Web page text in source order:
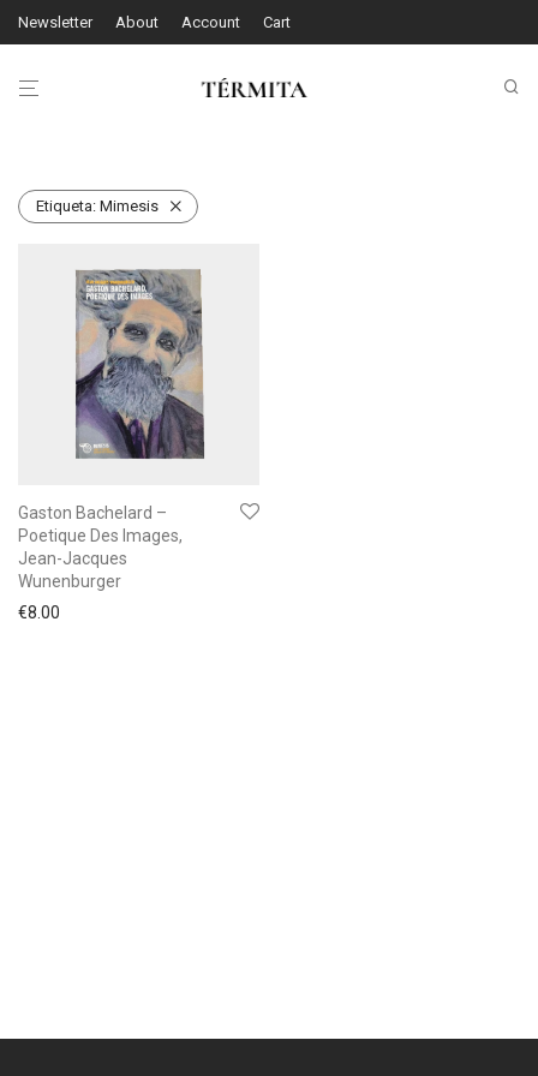
Newsletter About Account Cart
Etiqueta: Mimesis
Gaston Bachelard –
Poetique Des Images,
Jean-Jacques
Wunenburger
€8.00